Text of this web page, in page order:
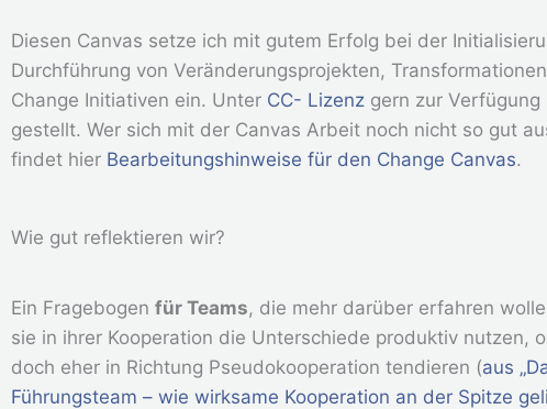
Diesen Canvas setze ich mit gutem Erfolg bei der
Durchführung von Veränderungsprojekten,
Change Initiativen ein. Unter CC- Lizenz gern zur Verfügung
gestellt. Wer sich mit der Canvas Arbeit noch nicht so gut
findet hier Bearbeitungshinweise für den Change Canvas.
Wie gut reflektieren wir?
Ein Fragebogen für Teams, die mehr darüber erfahren
sie in ihrer Kooperation die Unterschiede produktiv nutzen,
doch eher in Richtung Pseudokooperation tendieren (aus
Führungsteam – wie wirksame Kooperation an der Spitze